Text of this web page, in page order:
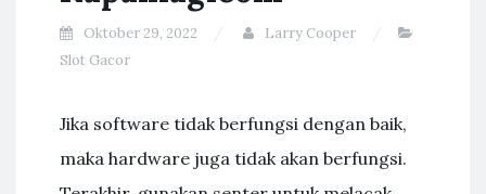
Oktober 29, 2022
Larry Cooper
Slot Gacor
Jika software tidak berfungsi dengan baik,
maka hardware juga tidak akan berfungsi.